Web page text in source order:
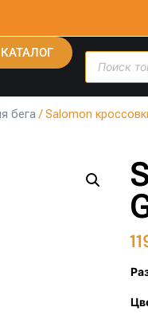
КАТАЛОГ
бега/ Salomon